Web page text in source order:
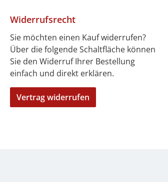
Widerrufsrecht
Sie möchten einen Kauf widerrufen?
Über die folgende Schaltfläche können
Sie den Widerruf Ihrer Bestellung
einfach und direkt erklären.
Vertrag widerrufen